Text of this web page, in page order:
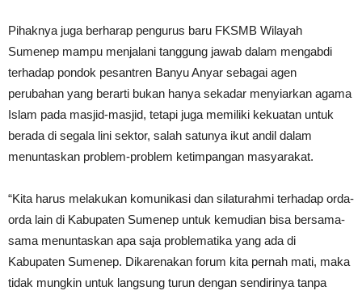
Pihaknya juga berharap pengurus baru FKSMB Wilayah
Sumenep mampu menjalani tanggung jawab dalam mengabdi
terhadap pondok pesantren Banyu Anyar sebagai agen
perubahan yang berarti bukan hanya sekadar menyiarkan agama
Islam pada masjid-masjid, tetapi juga memiliki kekuatan untuk
berada di segala lini sektor, salah satunya ikut andil dalam
menuntaskan problem-problem ketimpangan masyarakat.
“Kita harus melakukan komunikasi dan silaturahmi terhadap orda-
orda lain di Kabupaten Sumenep untuk kemudian bisa bersama-
sama menuntaskan apa saja problematika yang ada di
Kabupaten Sumenep. Dikarenakan forum kita pernah mati, maka
tidak mungkin untuk langsung turun dengan sendirinya tanpa